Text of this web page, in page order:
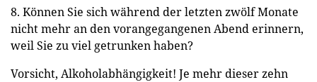
8. Können Sie sich während der letzten zwölf Monate
nicht mehr an den vorangegangenen Abend erinnern,
weil Sie zu viel getrunken haben?
Vorsicht, Alkoholabhängigkeit! Je mehr dieser zehn